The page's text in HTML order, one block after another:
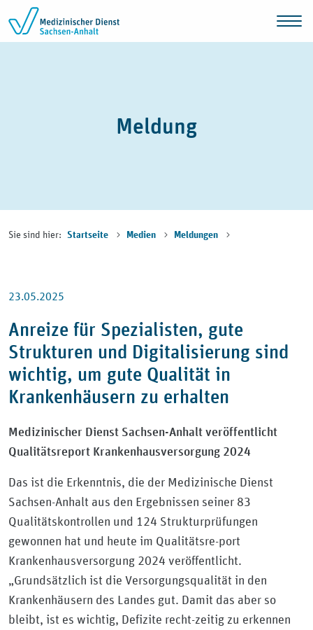
Zum Inhalt springen
Meldung
Sie sind hier: Startseite Medien Meldungen
23.05.2025
Anreize für Spezialisten, gute
Strukturen und Digitalisierung sind
wichtig, um gute Qualität in
Krankenhäusern zu erhalten
Medizinischer Dienst Sachsen-Anhalt veröffentlicht
Qualitätsreport Krankenhausversorgung 2024
Das ist die Erkenntnis, die der Medizinische Dienst
Sachsen-Anhalt aus den Ergebnissen seiner 83
Qualitätskontrollen und 124 Strukturprüfungen
gewonnen hat und heute im Qualitätsre-port
Krankenhausversorgung 2024 veröffentlicht.
„Grundsätzlich ist die Versorgungsqualität in den
Krankenhäusern des Landes gut. Damit das aber so
bleibt, ist es wichtig, Defizite recht-zeitig zu erkennen